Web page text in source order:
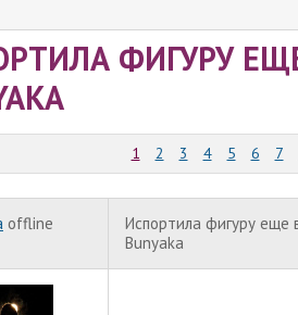
ФИГУРУ
1 2 3 4 5 6 7
offline
Испортила фигуру
Bunyaka